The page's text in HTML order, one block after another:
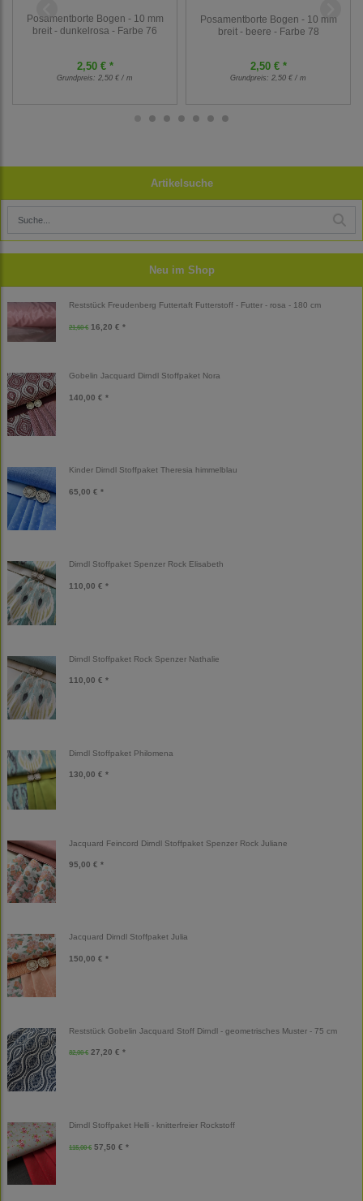
Artikelsuche
Neu im Shop
Reststück Freudenberg Futtertaft Futterstoff - Futter - rosa - 180 cm
21,60 € 16,20 € *
Gobelin Jacquard Dirndl Stoffpaket Nora
140,00 € *
Kinder Dirndl Stoffpaket Theresia himmelblau
65,00 € *
Dirndl Stoffpaket Spenzer Rock Elisabeth
110,00 € *
Dirndl Stoffpaket Rock Spenzer Nathalie
110,00 € *
Dirndl Stoffpaket Philomena
130,00 € *
Jacquard Feincord Dirndl Stoffpaket Spenzer Rock Juliane
95,00 € *
Jacquard Dirndl Stoffpaket Julia
150,00 € *
Reststück Gobelin Jacquard Stoff Dirndl - geometrisches Muster - 75 cm
32,00 € 27,20 € *
Dirndl Stoffpaket Helli - knitterfreier Rockstoff
115,00 € 57,50 € *
Posamentborte Bogen - 10 mm
breit - dunkelrosa - Farbe 76
2,50 € *
Grundpreis: 2,50 € / m
Posamentborte Bogen - 10 mm
breit - beere - Farbe 78
2,50 € *
Grundpreis: 2,50 € / m